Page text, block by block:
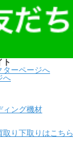
ト
ターページへ
へ
ィング機材
り下取りはこちら